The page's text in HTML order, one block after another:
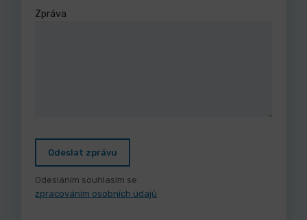
Zpráva
Odeslat zprávu
Odesláním souhlasím se
zpracováním osobních údajů